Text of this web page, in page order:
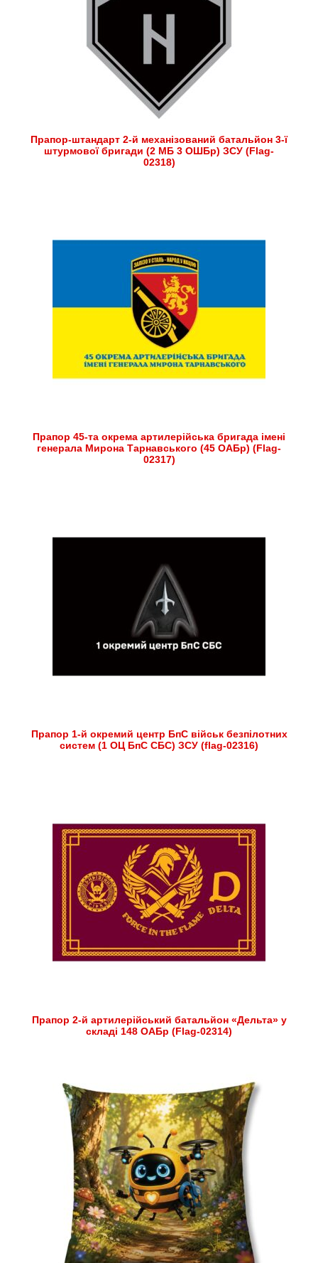
Прапор-штандарт 2-й механізований батальйон 3-ї
штурмової бригади (2 МБ 3 ОШБр) ЗСУ (Flag-
02318)
Прапор 45-та окрема артилерійська бригада імені
генерала Мирона Тарнавського (45 ОАБр) (Flag-
02317)
Прапор 1-й окремий центр БпС військ безпілотних
систем (1 ОЦ БпС СБС) ЗСУ (flag-02316)
Прапор 2-й артилерійський батальйон «Дельта» у
складі 148 ОАБр (Flag-02314)